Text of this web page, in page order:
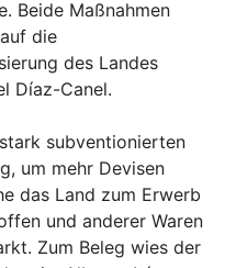
Beide Maßnahmen
die
des Landes
Díaz-Canel.
subventionierten
um mehr Devisen
das Land zum Erwerb
und anderer Waren
Zum Beleg wies der